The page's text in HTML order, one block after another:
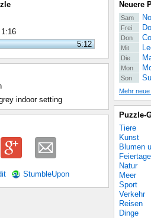
1:16
5:12
indoor setting
StumbleUpon
Neuere
Sam
Frei
Don
Mit
Die
Mon
Son
Mehr
Puzzle-
Tiere
Kunst
Blumen
Feiertage
Natur
Meer
Sport
Verkehr
Reisen
Dinge